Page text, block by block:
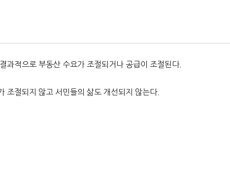
과적으로 부동산 수요가 조절되거나 공급이 조절된다.
조절되지 않고 서민들의 삶도 개선되지 않는다.